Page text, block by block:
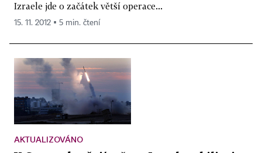
Izraele jde o začátek větší operace...
15. 11. 2012 ▪ 5 min. čtení
AKTUALIZOVÁNO